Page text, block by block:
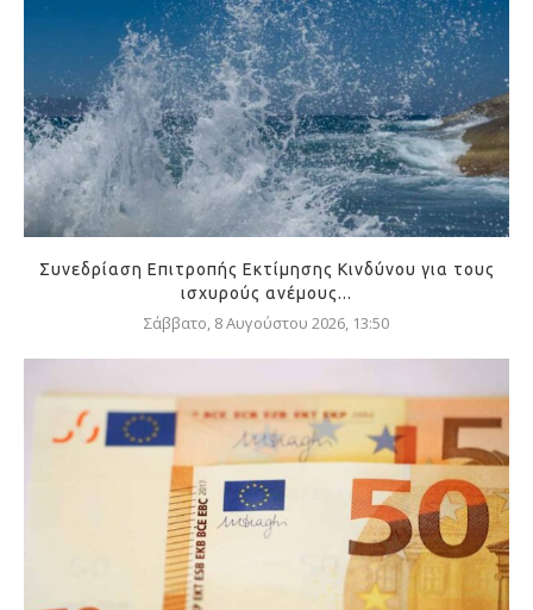
Συνεδρίαση Επιτροπής Εκτίμησης Κινδύνου για τους
ισχυρούς ανέμους...
Σάββατο, 8 Αυγούστου 2026, 13:50